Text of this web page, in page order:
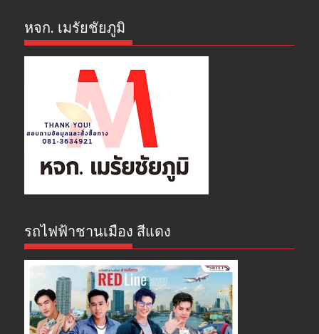
หจก. เมรัยชัยภูมิ
รถไฟฟ้าชานเมือง สีแดง